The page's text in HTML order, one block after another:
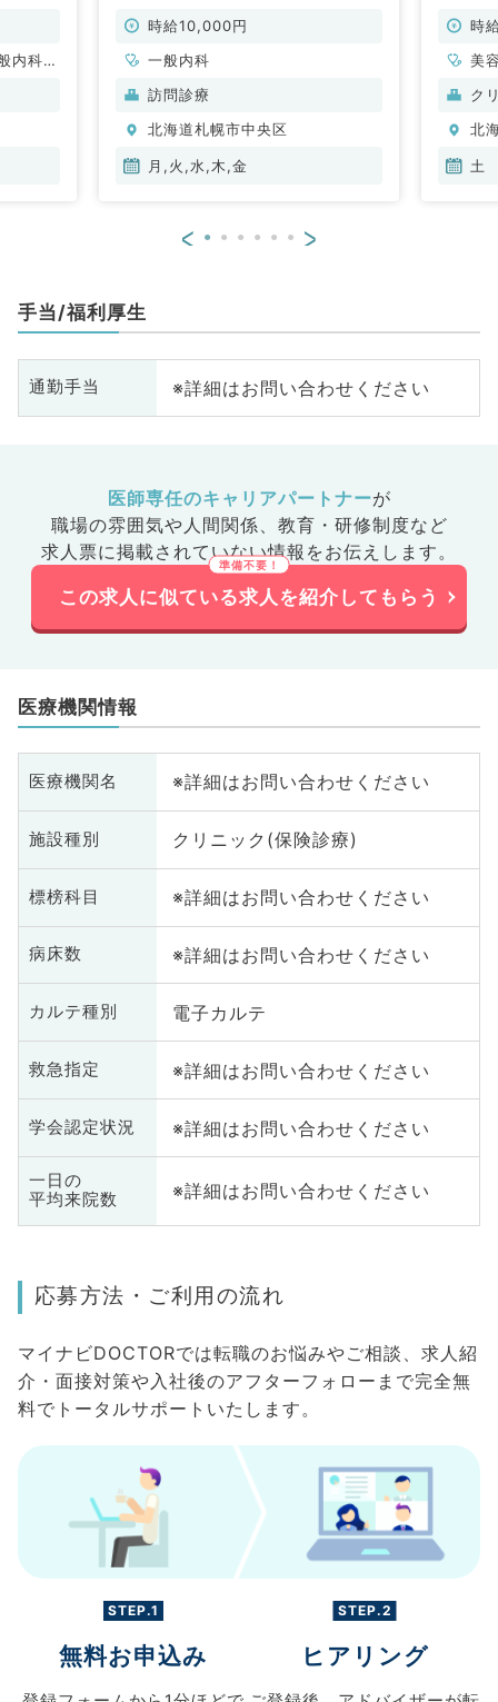
内科、
／非常勤）
時給10,000円
一般内科
訪問診療
北海道札幌市中央区
月,火,水,木,金
時
美
般
ク
北
土
< >
手当/福利厚生
通勤手当 ※詳細はお問い合わせください
医師専任のキャリアパートナーが
職場の雰囲気や人間関係、 教育・研修制度など
求人票に掲載されていない情報をお伝えします。
この求人に似ている求人を紹介してもらう
医療機関情報
医療機関名 ※詳細はお問い合わせください
施設種別 クリニック(保険診療)
標榜科目 ※詳細はお問い合わせください
病床数 ※詳細はお問い合わせください
カルテ種別 電子カルテ
救急指定 ※詳細はお問い合わせください
学会認定状況 ※詳細はお問い合わせください
一日の
平均来院数
※詳細はお問い合わせください
応募方法・ご利用の流れ
マイナビDOCTORでは転職のお悩みやご相談、求人紹
介・面接対策や入社後のアフターフォローまで完全無
料でトータルサポートいたします。
STEP.1
無料お申込み
STEP.2
ヒアリング